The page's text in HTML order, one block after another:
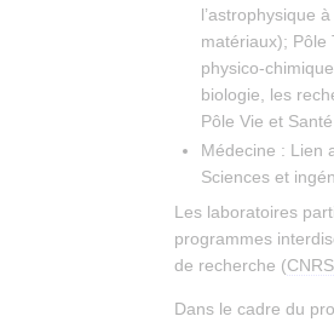
l’astrophysique
matériaux); Pôle
physico-
biologie, les
Pôle Vie et
Médecine : Lien
Sciences et
Les laboratoires
programmes
de recherche (CNRS
Dans le cadre du